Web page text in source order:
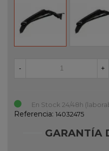
- +
En Stock 24/48h
Referencia: 14032475
GARANTÍA